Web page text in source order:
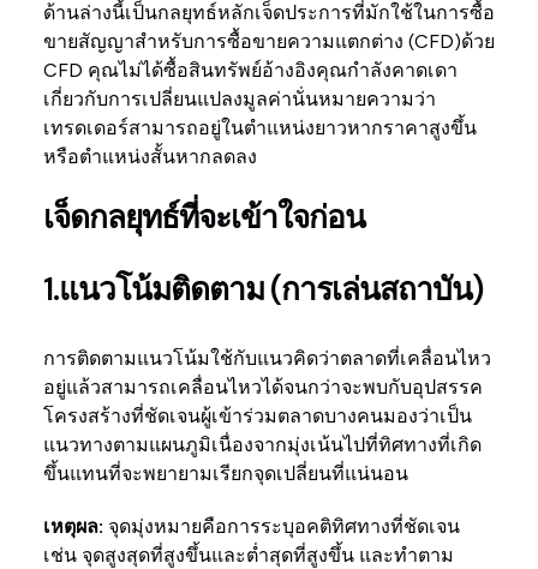
ด้านล่างนี้เป็นกลยุทธ์หลักเจ็ดประการที่มักใช้ในการซื้อ
ขายสัญญาสำหรับการซื้อขายความแตกต่าง (CFD)ด้วย
CFD คุณไม่ได้ซื้อสินทรัพย์อ้างอิงคุณกำลังคาดเดา
เกี่ยวกับการเปลี่ยนแปลงมูลค่านั่นหมายความว่า
เทรดเดอร์สามารถอยู่ในตำแหน่งยาวหากราคาสูงขึ้น
หรือตำแหน่งสั้นหากลดลง
เจ็ดกลยุทธ์ที่จะเข้าใจก่อน
1.แนวโน้มติดตาม (การเล่นสถาบัน)
การติดตามแนวโน้มใช้กับแนวคิดว่าตลาดที่เคลื่อนไหว
อยู่แล้วสามารถเคลื่อนไหวได้จนกว่าจะพบกับอุปสรรค
โครงสร้างที่ชัดเจนผู้เข้าร่วมตลาดบางคนมองว่าเป็น
แนวทางตามแผนภูมิเนื่องจากมุ่งเน้นไปที่ทิศทางที่เกิด
ขึ้นแทนที่จะพยายามเรียกจุดเปลี่ยนที่แน่นอน
เหตุผล: จุดมุ่งหมายคือการระบุอคติทิศทางที่ชัดเจน
เช่น จุดสูงสุดที่สูงขึ้นและต่ำสุดที่สูงขึ้น และทำตาม